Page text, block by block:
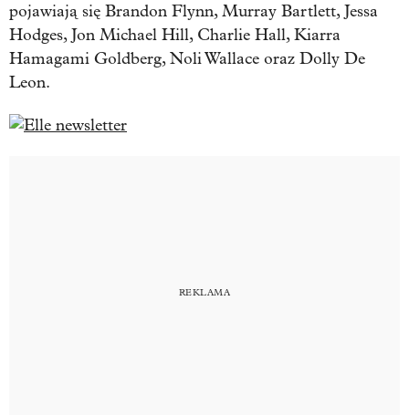
pojawiają się Brandon Flynn, Murray Bartlett, Jessa
Hodges, Jon Michael Hill, Charlie Hall, Kiarra
Hamagami Goldberg, Noli Wallace oraz Dolly De
Leon.